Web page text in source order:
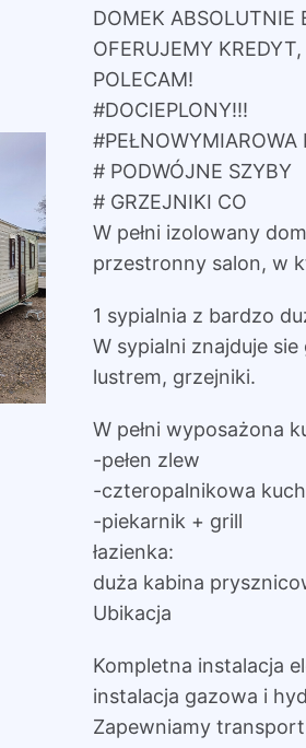
DOMEK ABSOLUTNIE
OFERUJEMY
POLECAM!
#DOCIEPLONY!!!
#PEŁNOWYMIAROWA
# PODWÓJNE SZYBY
# GRZEJNIKI CO
W pełni izolowany
przestronny salon, w
1 sypialnia z bardzo
W sypialni znajduje
lustrem, grzejniki.
W pełni wyposażona
-pełen zlew
-czteropalnikowa
-piekarnik + grill
łazienka:
duża kabina
Ubikacja
Kompletna instalacja
instalacja gazowa i
Zapewniamy